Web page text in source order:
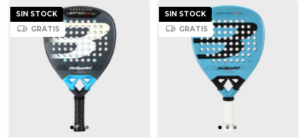
SIN STOCK
GRATIS
SIN STOCK
GRATIS